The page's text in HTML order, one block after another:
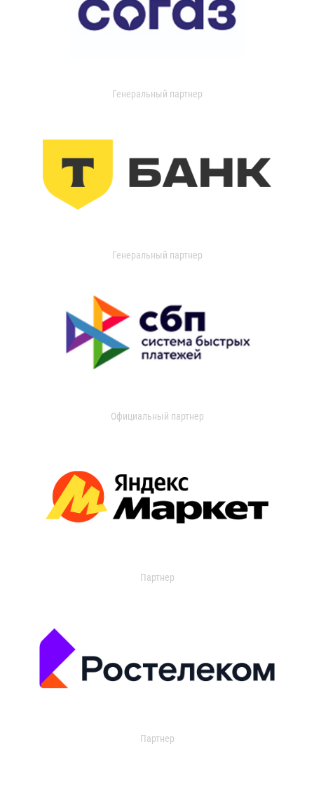
Генеральный партнер
Генеральный партнер
Официальный партнер
Партнер
Партнер